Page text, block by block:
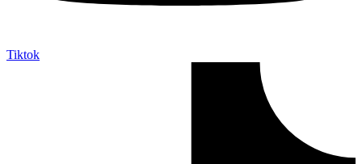
Tiktok